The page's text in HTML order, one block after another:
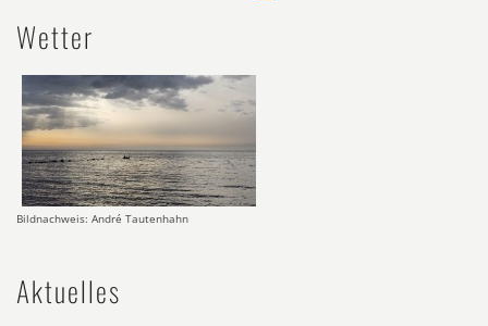
Wetter
Bildnachweis: André Tautenhahn
Aktuelles